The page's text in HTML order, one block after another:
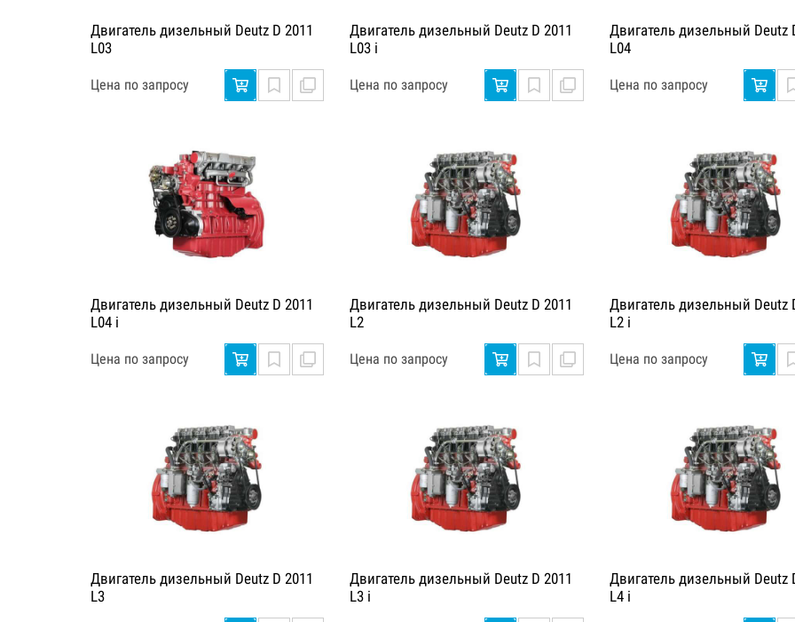
Двигатель дизельный Deutz D 2011
L03
Цена по запросу
Двигатель дизельный Deutz D 2011
L03 i
Цена по запросу
Двигатель дизельный Deutz
L04
Цена по запросу
Двигатель дизельный Deutz D 2011
L04 i
Цена по запросу
Двигатель дизельный Deutz D 2011
L2
Цена по запросу
Двигатель дизельный Deutz
L2 i
Цена по запросу
Двигатель дизельный Deutz D 2011
L3
Двигатель дизельный Deutz D 2011
L3 i
Двигатель дизельный Deutz
L4 i